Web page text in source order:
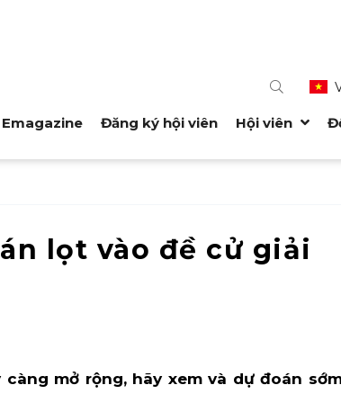
Emagazine Đăng ký hội viên Hội viên
lọt vào đề cử giải
mở rộng, hãy xem và dự đoán